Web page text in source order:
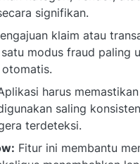
signifikan.
klaim atau
modus fraud paling
harus
saling
terdeteksi.
Fitur ini membantu